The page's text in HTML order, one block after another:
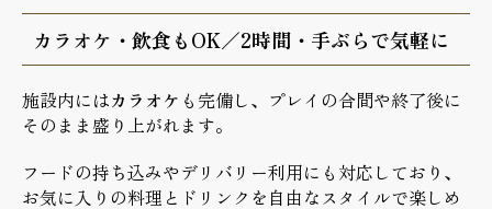
カラオケ・飲食もOK／2時間・手ぶらで気軽に
施設内にはカラオケ も完備し、プレイの合間や終了後に
そのまま盛り上がれます。
フードの持ち込みやデリバリー利用にも対応しており、
お気に入りの料理とドリンクを自由なスタイルで楽しめ